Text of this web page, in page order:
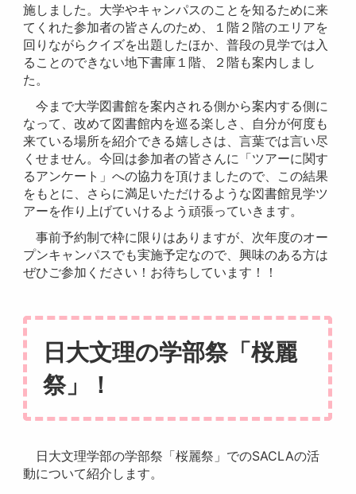
施しました。大学やキャンパスのことを知るために来
てくれた参加者の皆さんのため、１階２階のエリアを
回りながらクイズを出題したほか、普段の見学では入
ることのできない地下書庫１階、２階も案内しまし
た。
今まで大学図書館を案内される側から案内する側に
なって、改めて図書館内を巡る楽しさ、自分が何度も
来ている場所を紹介できる嬉しさは、言葉では言い尽
くせません。今回は参加者の皆さんに「ツアーに関す
るアンケート」への協力を頂けましたので、この結果
をもとに、さらに満足いただけるような図書館見学ツ
アーを作り上げていけるよう頑張っていきます。
事前予約制で枠に限りはありますが、次年度のオー
プンキャンパスでも実施予定なので、興味のある方は
ぜひご参加ください！お待ちしています！！
日大文理の学部祭「桜麗
祭」！
日大文理学部の学部祭「桜麗祭」でのSACLAの活
動について紹介します。